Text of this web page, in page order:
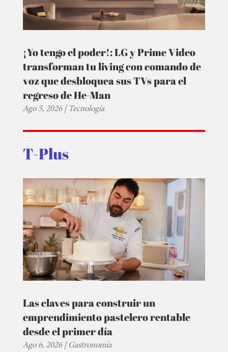
¡Yo tengo el poder!: LG y Prime Video
transforman tu living con comando de
voz que desbloquea sus TVs para el
regreso de He-Man
Ago 5, 2026|Tecnología
T-Plus
Las claves para construir un
emprendimiento pastelero rentable
desde el primer día
Ago 6, 2026|Gastronomía